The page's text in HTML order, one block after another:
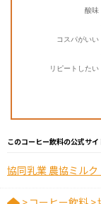
このコーヒー飲料の公式サイ
協同乳業 農協ミル